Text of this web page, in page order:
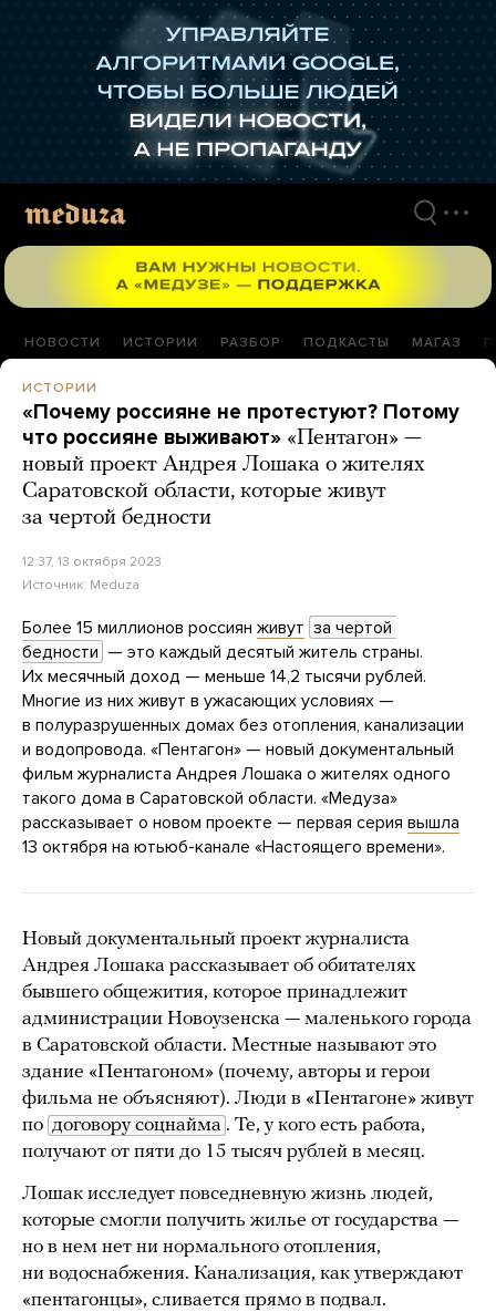
НОВОСТИ ИСТОРИИ РАЗБОР ПОДКАСТЫ МАГАЗ
ИСТОРИИ
«Почему россияне не протестуют? Потому
что россияне выживают» «Пентагон» —
новый проект Андрея Лошака о жителях
Саратовской области, которые живут
за чертой бедности
12:37, 13 октября 2023
Источник: Meduza
Более 15 миллионов россиян живут за чертой
бедности — это каждый десятый житель страны.
Их месячный доход — меньше 14,2 тысячи рублей.
Многие из них живут в ужасающих условиях —
в полуразрушенных домах без отопления, канализации
и водопровода. «Пентагон» — новый документальный
фильм журналиста Андрея Лошака о жителях одного
такого дома в Саратовской области. «Медуза»
рассказывает о новом проекте — первая серия вышла
13 октября на ютьюб-канале «Настоящего времени».
Новый документальный проект журналиста
Андрея Лошака рассказывает об обитателях
бывшего общежития, которое принадлежит
администрации Новоузенска — маленького города
в Саратовской области. Местные называют это
здание «Пентагоном» (почему, авторы и герои
фильма не объясняют). Люди в «Пентагоне» живут
по договору соцнайма . Те, у кого есть работа,
получают от пяти до 15 тысяч рублей в месяц.
Лошак исследует повседневную жизнь людей,
которые смогли получить жилье от государства —
но в нем нет ни нормального отопления,
ни водоснабжения. Канализация, как утверждают
«пентагонцы», сливается прямо в подвал.